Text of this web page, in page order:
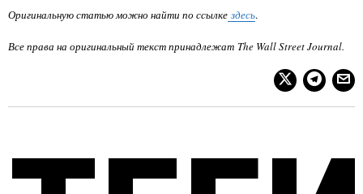
Оригинальную статью можно найти по ссылке здесь.
Все права на оригинальный текст принадлежат The Wall Street Journal.